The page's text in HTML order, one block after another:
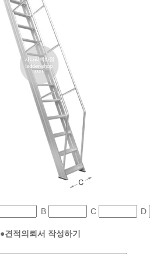
B C D
●견적의뢰서 작성하기